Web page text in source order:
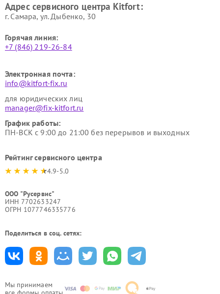
Мы принимаем
Kitfort
Kitfort
Адрес сервисного центра Kitfort:
г. Самара, ул. Дыбенко, 30
Горячая линия:
+7 (846) 219-26-84
Электронная почта:
info@kitfort-fix.ru
для юридических лиц
manager@fix-kitfort.ru
График работы:
ПН-ВСК с 9:00 до 21:00 без перерывов и выходных
Рейтинг сервисного центра
4.9-5.0
ООО "Русервис"
ИНН 7702633247
ОГРН 1077746335776
Поделиться в соц. сетях: